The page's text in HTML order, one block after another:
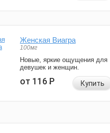
Женская Виагра
100мг
Новые, яркие ощущения для
девушек и женщин.
от 116Р Купить